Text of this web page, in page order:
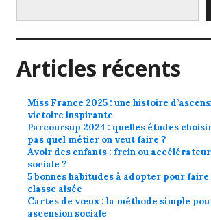
Articles récents
Miss France 2025 : une histoire
victoire inspirante
Parcoursup 2024 : quelles études
pas quel métier on veut faire ?
Avoir des enfants : frein ou accélérateur
sociale ?
5 bonnes habitudes à adopter pour
classe aisée
Cartes de vœux : la méthode simple
ascension sociale